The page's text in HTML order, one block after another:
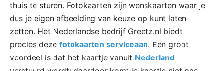
thuis te sturen. Fotokaarten zijn wenskaarten waar je
dus je eigen afbeelding van keuze op kunt laten
zetten. Het Nederlandse bedrijf Greetz.nl biedt
precies deze fotokaarten serviceaan. Een groot
voordeel is dat het kaartje vanuit Nederland